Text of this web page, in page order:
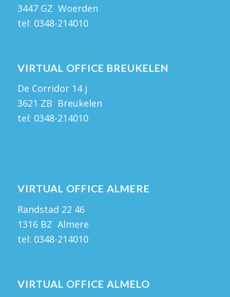
3447 GZ Woerden
tel: 0348-214010
VIRTUAL OFFICE BREUKELEN
De Corridor 14 j
3621 ZB Breukelen
tel: 0348-214010
VIRTUAL OFFICE ALMERE
Randstad 22 46
1316 BZ Almere
tel: 0348-214010
VIRTUAL OFFICE ALMELO